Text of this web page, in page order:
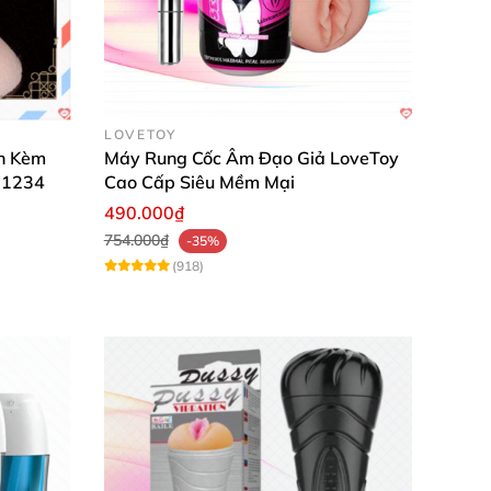
mặt trời.
gốc sản phẩm. Chúng tôi cam kết chỉ
chóng.
Kèm
LOVETOY
Máy Rung Cốc Âm Đạo Giả LoveToy
Cao Cấp Siêu Mềm Mại
490.000₫
754.000₫
-35%
(918)